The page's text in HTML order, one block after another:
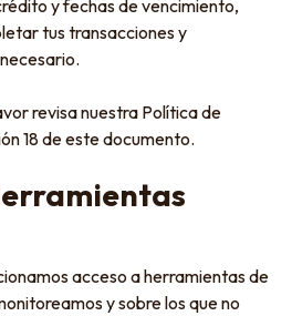
y fechas de vencimiento,
tus transacciones y
revisa nuestra Política de
18 de este documento.
acceso a herramientas de
y sobre los que no